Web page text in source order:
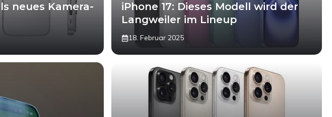
neues Kamera-
iPhone 17: Dieses Modell wird der
Langweiler im Lineup
18. Februar 2025